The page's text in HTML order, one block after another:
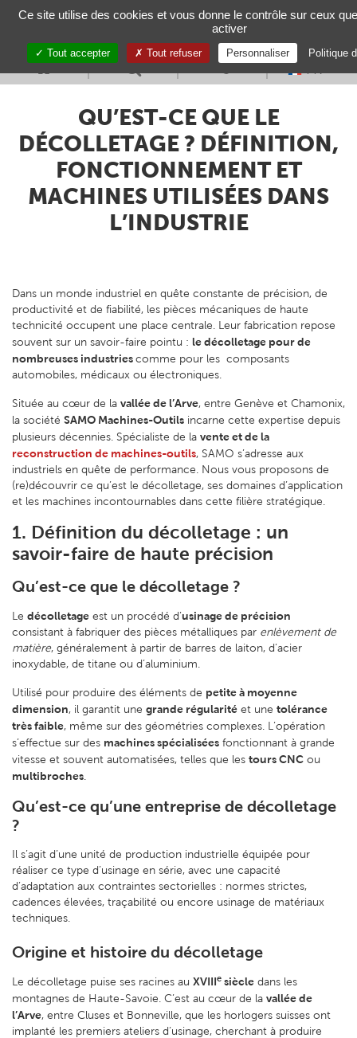
FR
QU’EST-CE QUE LE
DÉCOLLETAGE ? DÉFINITION,
FONCTIONNEMENT ET
MACHINES UTILISÉES DANS
L’INDUSTRIE
Dans un monde industriel en quête constante de précision, de
productivité et de fiabilité, les pièces mécaniques de haute
technicité occupent une place centrale. Leur fabrication repose
souvent sur un savoir-faire pointu : le décolletage pour de
nombreuses industries comme pour les composants
automobiles, médicaux ou électroniques.
Située au cœur de la vallée de l’Arve, entre Genève et Chamonix,
la société SAMO Machines-Outils incarne cette expertise depuis
plusieurs décennies. Spécialiste de la vente et de la
reconstruction de machines-outils, SAMO s’adresse aux
industriels en quête de performance. Nous vous proposons de
(re)découvrir ce qu’est le décolletage, ses domaines d’application
et les machines incontournables dans cette filière stratégique.
1. Définition du décolletage : un
savoir-faire de haute précision
Qu’est-ce que le décolletage ?
Le décolletage est un procédé d’usinage de précision
consistant à fabriquer des pièces métalliques par enlèvement de
matière, généralement à partir de barres de laiton, d’acier
inoxydable, de titane ou d’aluminium.
Utilisé pour produire des éléments de petite à moyenne
dimension, il garantit une grande régularité et une tolérance
très faible, même sur des géométries complexes. L’opération
s’effectue sur des machines spécialisées fonctionnant à grande
vitesse et souvent automatisées, telles que les tours CNC ou
multibroches.
Qu’est-ce qu’une entreprise de décolletage
?
Il s’agit d’une unité de production industrielle équipée pour
réaliser ce type d’usinage en série, avec une capacité
d’adaptation aux contraintes sectorielles : normes strictes,
cadences élevées, traçabilité ou encore usinage de matériaux
techniques.
Origine et histoire du décolletage
Le décolletage puise ses racines au XVIIIe siècle dans les
montagnes de Haute-Savoie. C’est au cœur de la vallée de
l’Arve, entre Cluses et Bonneville, que les horlogers suisses ont
implanté les premiers ateliers d’usinage, cherchant à produire
Gestion de vos préférences sur les cookies
Ce site utilise des cookies et vous donne le contrôle sur ceux
activer
Tout accepter Tout refuser Personnaliser Politique